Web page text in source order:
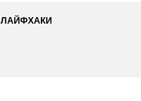
ЛАЙФХАКИ